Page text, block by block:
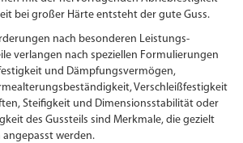
bei großer Härte entsteht der gute Guss.
nach besonderen Leistungs­
verlangen nach speziellen Formulierungen
und Dämpfungs­vermögen,
Verschleißfestigkeit
Steifigkeit und Dimensionsstabilität oder
des Gussteils sind Merkmale, die gezielt
werden.